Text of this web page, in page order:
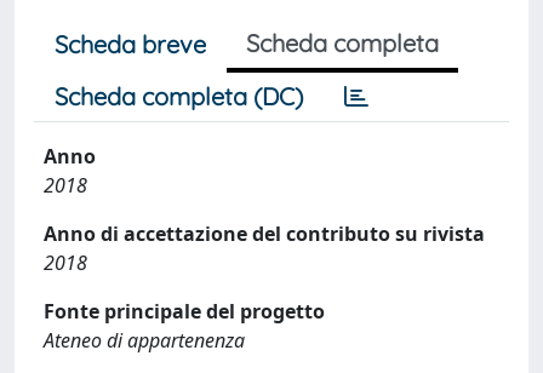
Scheda breve
Scheda completa
Scheda completa (DC)
Anno
2018
Anno di accettazione del contributo su rivista
2018
Fonte principale del progetto
Ateneo di appartenenza